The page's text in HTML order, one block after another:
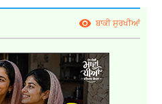
ਬਾਕੀ ਸੁਰਖੀਆਂ